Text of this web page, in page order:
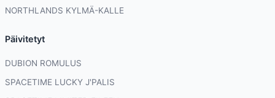
NORTHLANDS KYLMÄ-KALLE
Päivitetyt
DUBION ROMULUS
SPACETIME LUCKY J'PALIS